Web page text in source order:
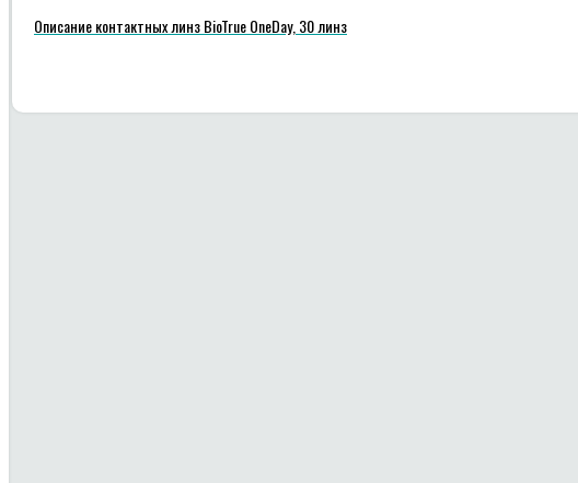
Описание контактных линз BioTrue OneDay, 30 линз